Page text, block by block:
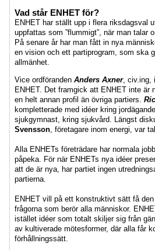
Vad står ENHET för?
ENHET har ställt upp i flera riksdagsval
uppfattas som ”flummigt”, när man
På senare år har man fått in nya
en vision och ett partiprogram, som ska
allmänhet.
Vice ordföranden Anders Axner, civ.ing,
ENHET. Det framgick att ENHET inte är
en helt annan profil än övriga partiers.
kompletterade med idéer kring
sjukgymnast, kring sjukvård. Längst
Svensson , företagare inom energi, var
Alla ENHETs företrädare har normala
påpeka. För när ENHETs nya idéer
att de är nya, har partiet ingen
partierna.
ENHET vill på ett konstruktivt sätt få
frågorna som berör alla människor.
istället idéer som totalt skiljer sig från
av kultiverade mötesformer, där alla får
förhållningssätt.